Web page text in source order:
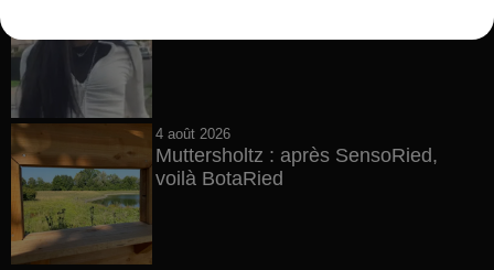
4 août 2026
Muttersholtz : après SensoRied,
voilà BotaRied